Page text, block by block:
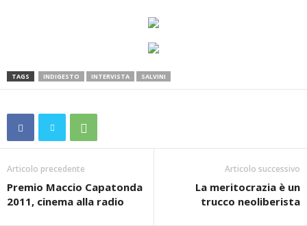
TAGS INDIGESTO INTERVISTA SALVINI
Articolo precedente
Premio Maccio Capatonda
2011, cinema alla radio
Articolo successivo
La meritocrazia è un
trucco neoliberista